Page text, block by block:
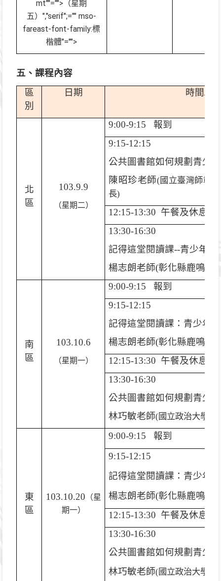
mt""="">（星期
五）","serif";="" mso-
fareast-font-family:標
楷體"="">
五、課程內容
區
別
日期 時間/
北
區
103.9.9
（星期二）
9:00-9:15報到
9:15-12:15
公共圖書館如何規劃青少
陳昭珍老師( 國立臺灣師範
長)
12:15-13:30 午餐及休息
13:30-16:30
記得這堂閱讀課--青少年閱
楊志朗老師(彰化縣鹿鳴國
南
區
103.10.6
（星期一）
9:00-9:15報到
9:15-12:15
記得這堂閱讀課：青少年
楊志朗老師(彰化縣鹿鳴國
12:15-13:30 午餐及休息
13:30-16:30
公共圖書館如何規劃青少
林巧敏老師( 國立政治大學圖
東
區
103.10.20 （星
期一）
9:00-9:15報到
9:15-12:15
記得這堂閱讀課：青少年
楊志朗老師(彰化縣鹿鳴國
12:15-13:30 午餐及休息
13:30-16:30
公共圖書館如何規劃青少
林巧敏老師( 國立政治大學圖